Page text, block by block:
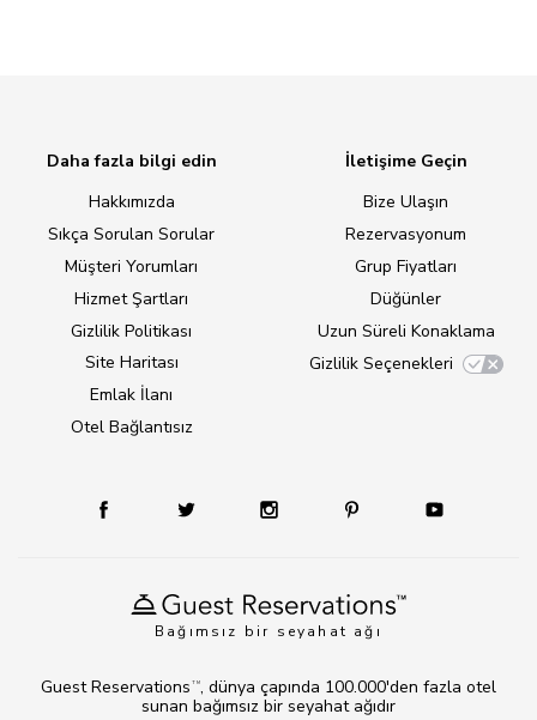
Bağımsız bir seyahat ağı
Daha fazla bilgi edin
Hakkımızda
Sıkça Sorulan Sorular
Müşteri Yorumları
Hizmet Şartları
Gizlilik Politikası
Site Haritası
Emlak İlanı
Otel Bağlantısız
İletişime Geçin
Bize Ulaşın
Rezervasyonum
Grup Fiyatları
Düğünler
Uzun Süreli Konaklama
Gizlilik Seçenekleri
Guest Reservations TM, dünya çapında 100.000'den fazla otel
sunan bağımsız bir seyahat ağıdır